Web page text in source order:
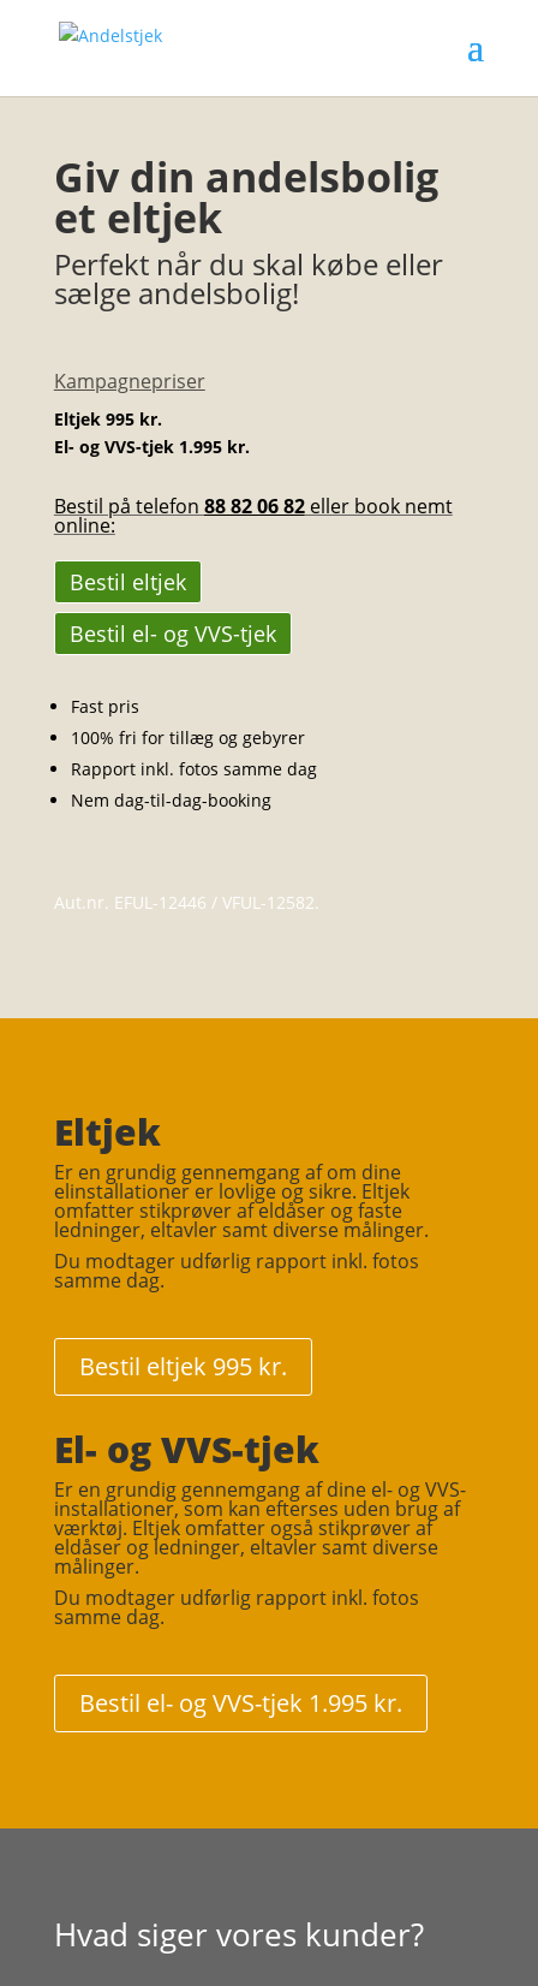
Giv din andelsbolig
et eltjek
Perfekt når du skal købe eller
sælge andelsbolig!
Kampagnepriser
Eltjek 995 kr.
El- og VVS-tjek 1.995 kr.
Bestil på telefon 88 82 06 82eller book nemt
online:
Bestil eltjek
Bestil el- og VVS-tjek
Fast pris
100% fri for tillæg og gebyrer
Rapport inkl. fotos samme dag
Nem dag-til-dag-booking
Aut.nr. EFUL-12446 / VFUL-12582.
Eltjek
Er en grundig gennemgang af om dine
elinstallationer er lovlige og sikre. Eltjek
omfatter stikprøver af eldåser og faste
ledninger, eltavler samt diverse målinger.
Du modtager udførlig rapport inkl. fotos
samme dag.
Bestil eltjek 995 kr.
El- og VVS-tjek
Er en grundig gennemgang af dine el- og VVS-
installationer, som kan efterses uden brug af
værktøj. Eltjek omfatter også stikprøver af
eldåser og ledninger, eltavler samt diverse
målinger.
Du modtager udførlig rapport inkl. fotos
samme dag.
Bestil el- og VVS-tjek 1.995 kr.
Hvad siger vores kunder?